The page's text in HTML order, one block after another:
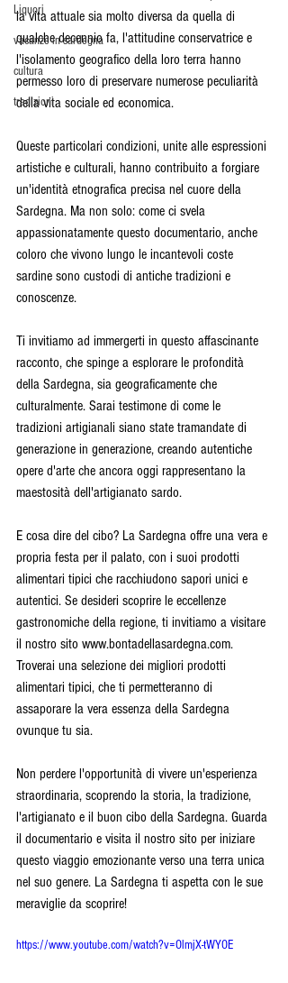
Liquori
vacanze in sardegna
cultura
tradizioni
la vita attuale sia molto diversa da quella di
qualche decennio fa, l'attitudine conservatrice e
l'isolamento geografico della loro terra hanno
permesso loro di preservare numerose peculiarità
della vita sociale ed economica.
Queste particolari condizioni, unite alle espressioni
artistiche e culturali, hanno contribuito a forgiare
un'identità etnografica precisa nel cuore della
Sardegna. Ma non solo: come ci svela
appassionatamente questo documentario, anche
coloro che vivono lungo le incantevoli coste
sardine sono custodi di antiche tradizioni e
conoscenze.
Ti invitiamo ad immergerti in questo affascinante
racconto, che spinge a esplorare le profondità
della Sardegna, sia geograficamente che
culturalmente. Sarai testimone di come le
tradizioni artigianali siano state tramandate di
generazione in generazione, creando autentiche
opere d'arte che ancora oggi rappresentano la
maestosità dell'artigianato sardo.
E cosa dire del cibo? La Sardegna offre una vera e
propria festa per il palato, con i suoi prodotti
alimentari tipici che racchiudono sapori unici e
autentici. Se desideri scoprire le eccellenze
gastronomiche della regione, ti invitiamo a visitare
il nostro sito www.bontadellasardegna.com.
Troverai una selezione dei migliori prodotti
alimentari tipici, che ti permetteranno di
assaporare la vera essenza della Sardegna
ovunque tu sia.
Non perdere l'opportunità di vivere un'esperienza
straordinaria, scoprendo la storia, la tradizione,
l'artigianato e il buon cibo della Sardegna. Guarda
il documentario e visita il nostro sito per iniziare
questo viaggio emozionante verso una terra unica
nel suo genere. La Sardegna ti aspetta con le sue
meraviglie da scoprire!
https://www.youtube.com/watch?v=OlmjX-tWYOE